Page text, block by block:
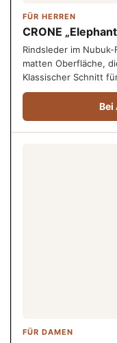
FÜR HERREN
CRONE
Rindsleder im
matten Oberfläche,
Klassischer Schnitt
Bei
FÜR DAMEN